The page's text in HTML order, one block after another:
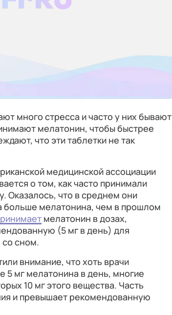
много стресса и часто у них бывают
мелатонин, чтобы быстрее
что эти таблетки не так
медицинской ассоциации
о том, как часто принимали
Оказалось, что в среднем они
больше мелатонина, чем в прошлом
мелатонин в дозах,
(5 мг в день) для
со сном.
внимание, что хоть врачи
5 мг мелатонина в день, многие
10 мг этого вещества. Часть
и превышает рекомендованную